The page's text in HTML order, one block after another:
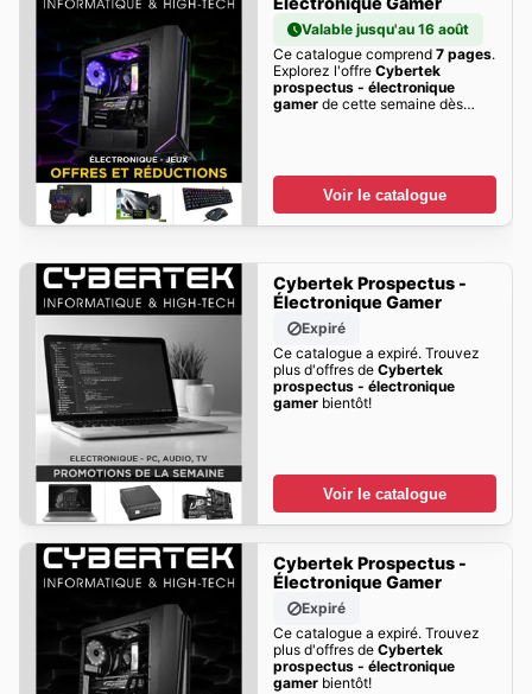
Valable jusqu'au 16 août
Ce catalogue comprend 7 pages.
Explorez l'offre Cybertek
prospectus - électronique
gamerde cette semaine dès
Voir le catalogue
Cybertek Prospectus -
Électronique Gamer
Expiré
Ce catalogue a expiré. Trouvez
plus d'offres de Cybertek
prospectus - électronique
gamerbientôt!
Voir le catalogue
Cybertek Prospectus -
Électronique Gamer
Expiré
Ce catalogue a expiré. Trouvez
plus d'offres de Cybertek
prospectus - électronique
gamerbientôt!